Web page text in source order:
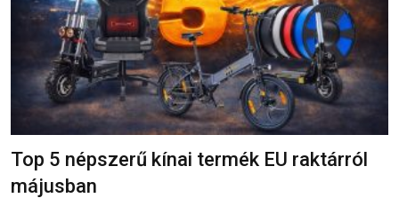
Top 5 népszerű kínai termék EU raktárról
májusban